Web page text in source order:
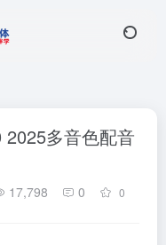
多音色配音
17,798 0 0